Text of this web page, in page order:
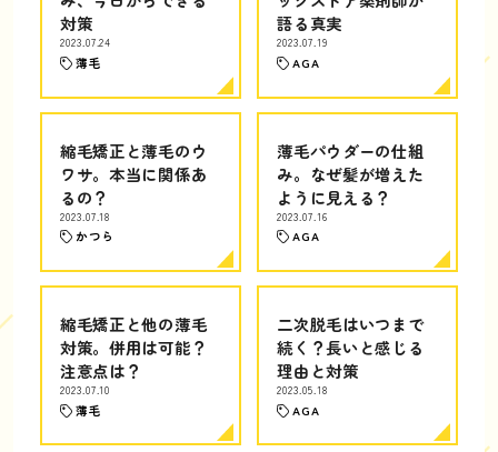
対策
2023.07.24
薄毛
語る真実
2023.07.19
AGA
縮毛矯正と薄毛のウ
ワサ。本当に関係あ
るの？
2023.07.18
かつら
薄毛パウダーの仕組
み。なぜ髪が増えた
ように見える？
2023.07.16
AGA
縮毛矯正と他の薄毛
対策。併用は可能？
注意点は？
2023.07.10
薄毛
二次脱毛はいつまで
続く？長いと感じる
理由と対策
2023.05.18
AGA